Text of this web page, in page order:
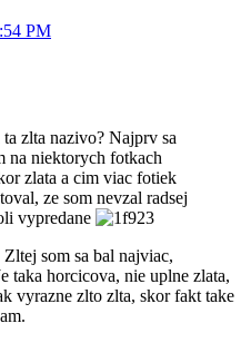
PM
zlta nazivo? Najprv sa
na niektorych fotkach
zlata a cim viac fotiek
ze som nevzal radsej
vypredane
som sa bal najviac,
taka horcicova, nie uplne zlata,
vyrazne zlto zlta, skor fakt take